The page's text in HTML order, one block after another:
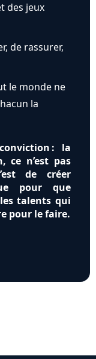
des jeux
de rassurer,
le monde ne
la
: la
ce n’est pas
de créer
pour que
talents qui
pour le faire.